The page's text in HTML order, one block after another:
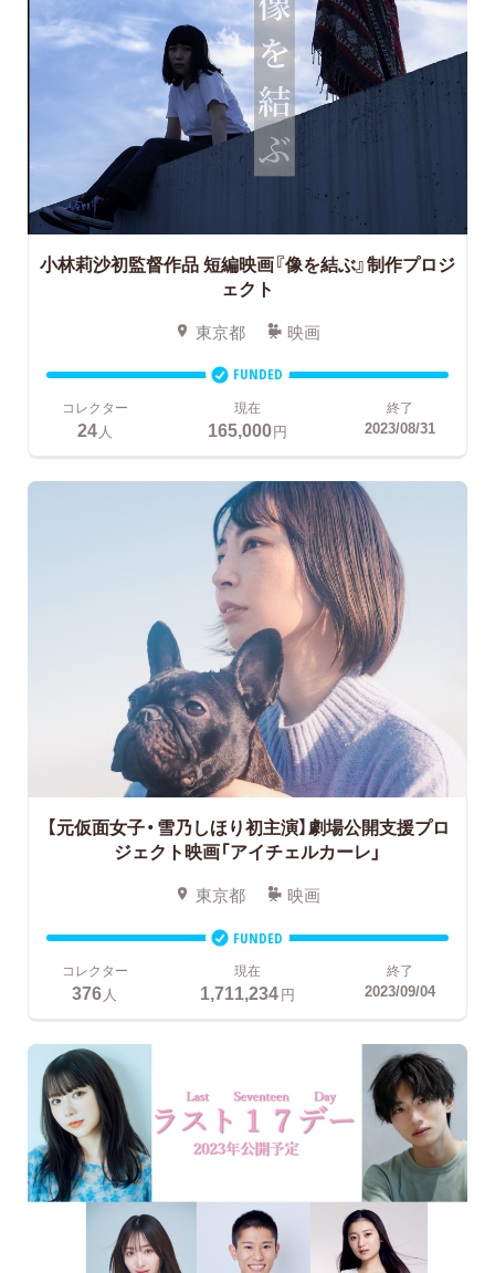
小林莉沙初監督作品短編映画『像を結ぶ』制作プロジ
ェクト
東京都 映画
FUNDED
コレクター
24 人
現在
165,000円
終了
2023/08/31
【元仮面女子・雪乃しほり初主演】劇場公開支援プロ
ジェクト映画「アイチェルカーレ」
東京都 映画
FUNDED
コレクター
376人
現在
1,711,234円
終了
2023/09/04